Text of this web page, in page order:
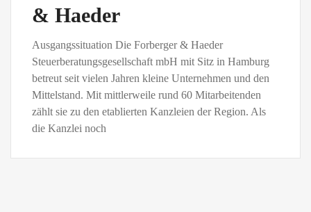
& Haeder
Ausgangssituation Die Forberger & Haeder
Steuerberatungsgesellschaft mbH mit Sitz in Hamburg
betreut seit vielen Jahren kleine Unternehmen und den
Mittelstand. Mit mittlerweile rund 60 Mitarbeitenden
zählt sie zu den etablierten Kanzleien der Region. Als
die Kanzlei noch